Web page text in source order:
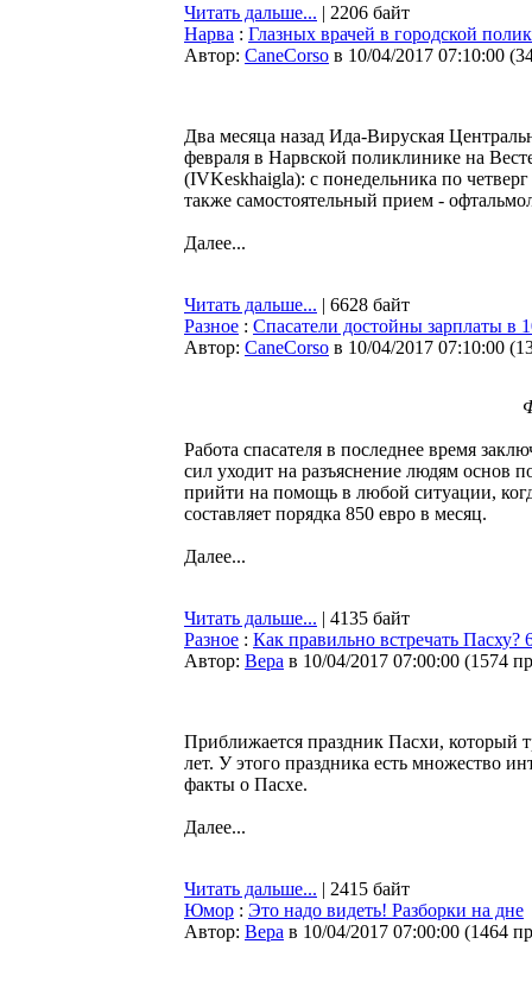
Читать дальше... | 2206 байт
Нарва : Глазных врачей в городской
Автор: CaneCorso в 10/04/2017 07:10:00 (
Два месяца назад Ида-Вируская
февраля в Нарвской поликлинике на
(IVKeskhaigla): с понедельника по
также самостоятельный прием -
Далее...
Читать дальше... | 6628 байт
Разное : Спасатели достойны зарплаты в
Автор: CaneCorso в 10/04/2017 07:10:00 (
Работа спасателя в последнее время
сил уходит на разъяснение людям основ
прийти на помощь в любой ситуации,
составляет порядка 850 евро в месяц.
Далее...
Читать дальше... | 4135 байт
Разное : Как правильно встречать Пасху?
Автор: Bepa в 10/04/2017 07:00:00 (1574
Приближается праздник Пасхи, который
лет. У этого праздника есть множество
факты о Пасхе.
Далее...
Читать дальше... | 2415 байт
Юмор : Это надо видеть! Разборки на дне
Автор: Bepa в 10/04/2017 07:00:00 (1464